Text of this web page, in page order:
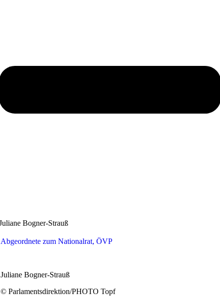
Bogner-Strauß
Abgeordnete zum Nationalrat, ÖVP
Juliane Bogner-Strauß
© Parlamentsdirektion/PHOTO Topf